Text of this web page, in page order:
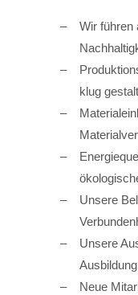
Wir führen
klug
Unsere
Unsere
Neue